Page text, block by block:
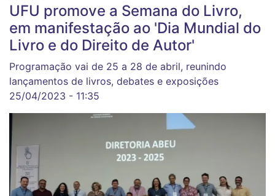
UFU promove a Semana do Livro,
em manifestação ao 'Dia Mundial do
Livro e do Direito de Autor'
Programação vai de 25 a 28 de abril, reunindo
lançamentos de livros, debates e exposições
25/04/2023 - 11:35